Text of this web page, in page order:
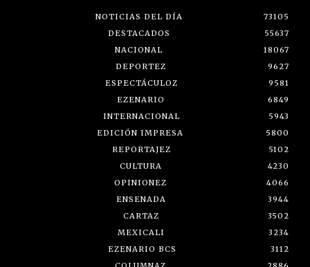
NOTICIAS DEL DÍA
73105
DESTACADOS
55637
NACIONAL
18067
DEPORTEZ
9627
ESPECTÁCULOZ
9581
EZENARIO
6849
INTERNACIONAL
5943
EDICIÓN IMPRESA
5800
REPORTAJEZ
5102
CULTURA
4230
OPINIONEZ
4066
ENSENADA
3944
CARTAZ
3502
MEXICALI
3234
EZENARIO BCS
3112